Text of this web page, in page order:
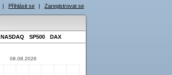
| Přihlásit se | Zaregistrovat se
NASDAQ SP500 DAX
08.08.2026